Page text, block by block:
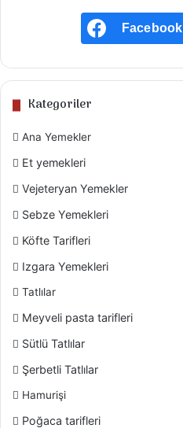
Facebook
Kategoriler
Ana Yemekler
Et yemekleri
Vejeteryan Yemekler
Sebze Yemekleri
Köfte Tarifleri
Izgara Yemekleri
Tatlılar
Meyveli pasta tarifleri
Sütlü Tatlılar
Şerbetli Tatlılar
Hamurişi
Poğaca tarifleri